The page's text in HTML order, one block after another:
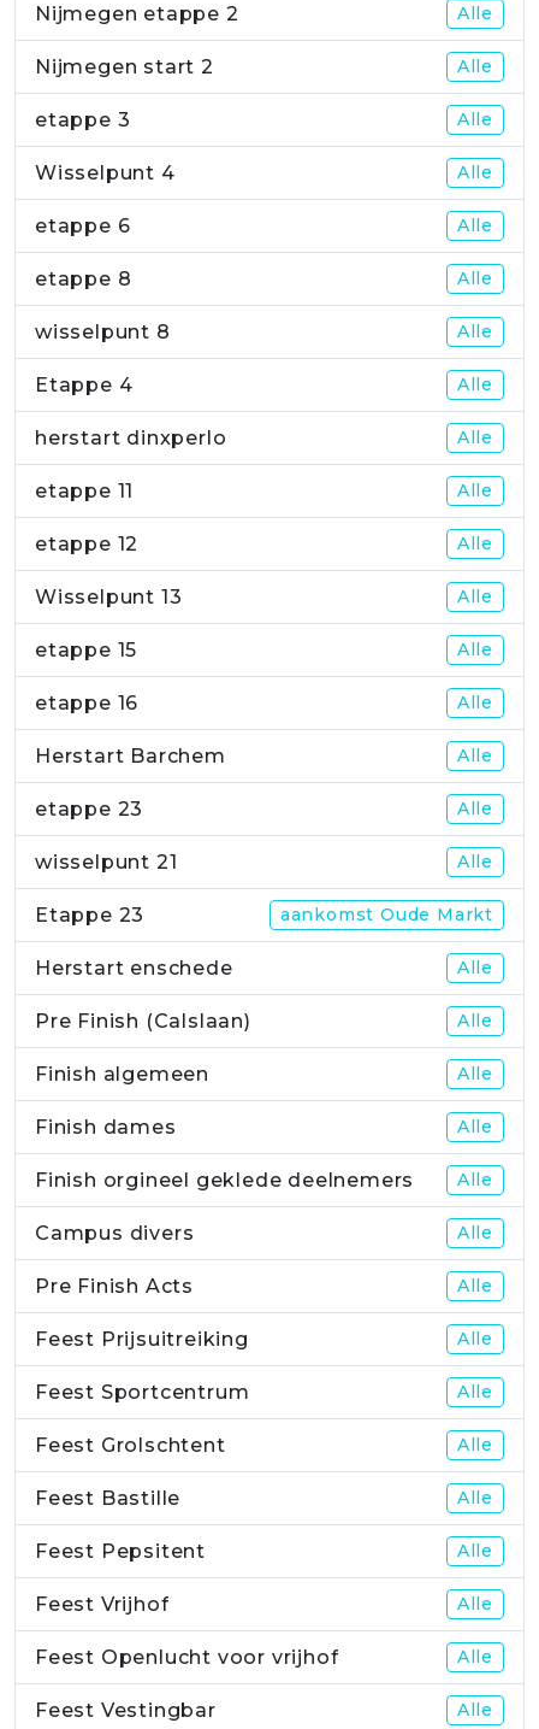
Nijmegen etappe 2 Alle
Nijmegen start 2 Alle
etappe 3 Alle
Wisselpunt 4 Alle
etappe 6 Alle
etappe 8 Alle
wisselpunt 8 Alle
Etappe 4 Alle
herstart dinxperlo Alle
etappe 11 Alle
etappe 12 Alle
Wisselpunt 13 Alle
etappe 15 Alle
etappe 16 Alle
Herstart Barchem Alle
etappe 23 Alle
wisselpunt 21 Alle
Etappe 23 aankomst Oude Markt
Herstart enschede Alle
Pre Finish (Calslaan) Alle
Finish algemeen Alle
Finish dames Alle
Finish orgineel geklede deelnemers Alle
Campus divers Alle
Pre Finish Acts Alle
Feest Prijsuitreiking Alle
Feest Sportcentrum Alle
Feest Grolschtent Alle
Feest Bastille Alle
Feest Pepsitent Alle
Feest Vrijhof Alle
Feest Openlucht voor vrijhof Alle
Feest Vestingbar Alle